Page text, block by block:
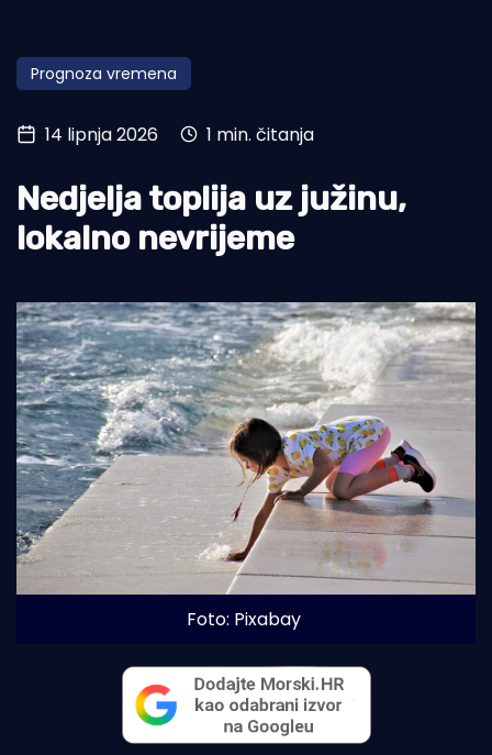
Obala
Otoci
Turizam i nautika
Pomorstvo
Ribolov
Tradicija i kultura
Prognoza vremena
14 lipnja 2026 1 min. čitanja
Nedjelja toplija uz južinu,
lokalno nevrijeme
Foto: Pixabay